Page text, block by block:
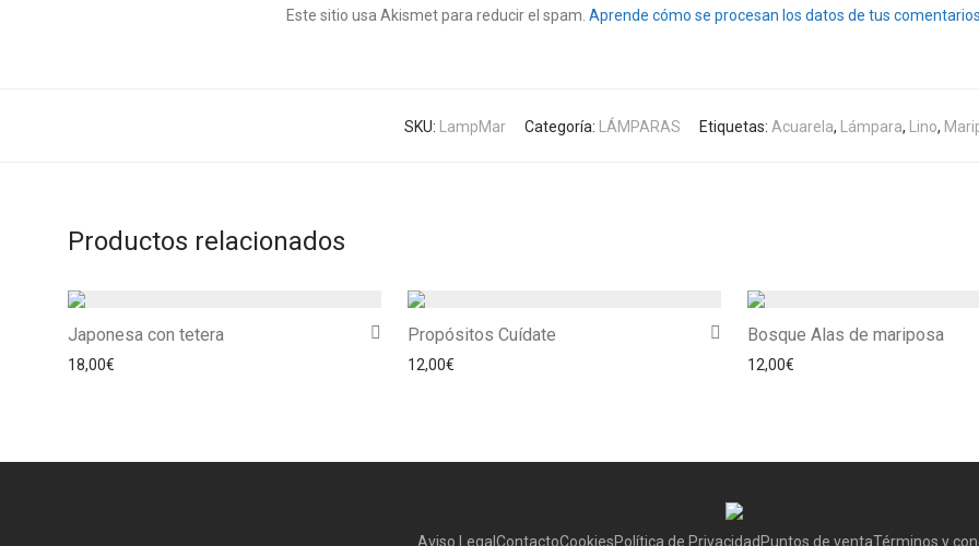
Este sitio usa Akismet para reducir el spam. Aprende cómo se procesan los datos de tus
SKU: LampMar Categoría: LÁMPARAS Etiquetas: Acuarela, Lámpara, Lino,
Productos relacionados
Japonesa con tetera
18,00€
Propósitos Cuídate
12,00€
Bosque Alas de mariposa
12,00€
Aviso Legal ContactoCookiesPolítica de Privacidad Puntos de ventaTérminos y